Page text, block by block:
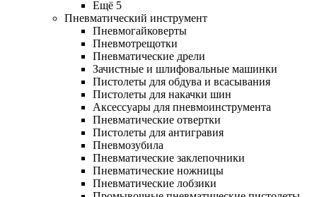
Ещё 5
Пневматический инструмент
Пневмогайковерты
Пневмотрещотки
Пневматические дрели
Зачистные и шлифовальные машинки
Пистолеты для обдува и всасывания
Пистолеты для накачки шин
Аксессуары для пневмоинструмента
Пневматические отвертки
Пистолеты для антигравия
Пневмозубила
Пневматические заклепочники
Пневматические ножницы
Пневматические лобзики